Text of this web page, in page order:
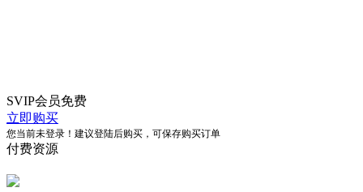
SVIP会员免费
立即购买
您当前未登录！建议登陆后购买，可保存购买订单
付费资源